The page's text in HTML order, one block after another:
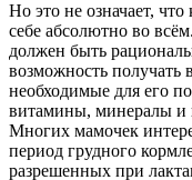
Но это не означает,
себе абсолютно во
должен быть
возможность получать
необходимые для его
витамины, минералы и
Многих мамочек
период грудного
разрешенных при